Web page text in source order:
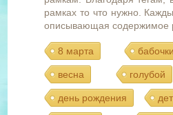
рамках то что нужно.
описывающая содержимое
8 марта бабочки
весна голубой
день рождения